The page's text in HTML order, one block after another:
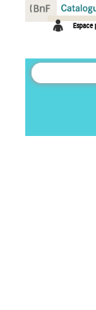
Espace
Panneau de gestion des